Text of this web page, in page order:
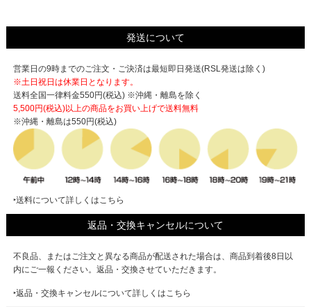
発送について
営業日の9時までのご注文・ご決済は最短即日発送(RSL発送は除く)
※土日祝日は休業日となります。
送料全国一律料金550円(税込) ※沖縄・離島を除く
5,500円(税込)以上の商品をお買い上げで送料無料
※沖縄・離島は550円(税込)
‣送料について詳しくはこちら
返品・交換キャンセルについて
不良品、またはご注文と異なる商品が配送された場合は、商品到着後8日以
内にご一報ください。返品・交換させていただきます。
‣返品・交換キャンセルについて詳しくはこちら